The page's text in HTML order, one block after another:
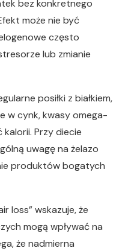
bez konkretnego
może nie być
często
lub zmianie
posiłki z białkiem,
w cynk, kwasy omega-
Przy diecie
uwagę na żelazo
produktów bogatych
loss” wskazuje, że
mogą wpływać na
że nadmierna